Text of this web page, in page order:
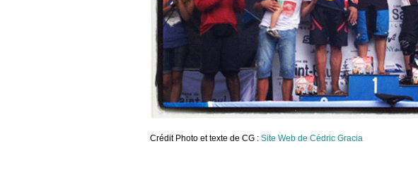
Crédit Photo et texte de CG : Site Web de Cédric Gracia